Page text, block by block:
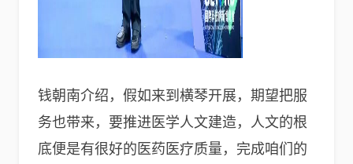
钱朝南介绍，假如来到横琴开展，期望把服
务也带来，要推进医学人文建造，人文的根
底便是有很好的医药医疗质量，完成咱们的